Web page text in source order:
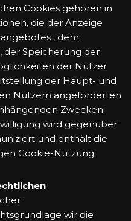
Cookies gehören in
die der Anzeige
, dem
der Speicherung der
der Nutzer
der Haupt- und
Nutzern angeforderten
Zwecken
wird gegenüber
und enthält die
Cookie-Nutzung.
wir die